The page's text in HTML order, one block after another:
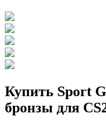
Купить Sport
бронзы для